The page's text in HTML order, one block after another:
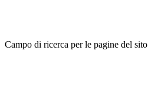
Campo di ricerca per le pagine del sito